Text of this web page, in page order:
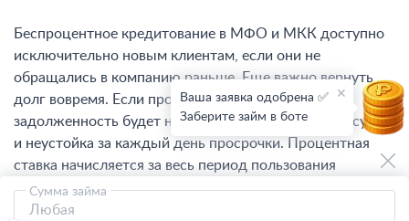
Любая
Сумма займа
Беспроцентное кредитование в МФО и МКК доступно
исключительно новым клиентам, если они не
обращались в компанию раньше. Еще важно вернуть
долг вовремя. Если просрочить выплату, на
задолженность будет начислена ставка до 0,8% в сутки
и неустойка за каждый день просрочки. Процентная
ставка начисляется за весь период пользования
заемными деньгами.
Ваша заявка одобрена ✅
Заберите займ в боте